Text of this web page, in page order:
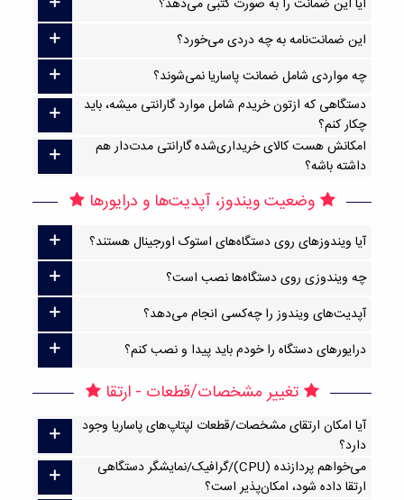
آیا این ضمانت را به صورت کتبی می‌دهد؟
این ضمانت‌نامه به چه دردی می‌خورد؟
چه مواردی شامل ضمانت پاساریا نمی‌شوند؟
دستگاهی که ازتون خریدم شامل موارد گارانتی میشه، باید
چکار کنم؟
امکانش هست کالای خریداری‌شده گارانتی مدت‌دار هم
داشته باشه؟
وضعیت ویندوز، آپدیت‌ها و درایورها
آیا ویندوزهای روی دستگاه‌های استوک اورجینال هستند؟
چه ویندوزی روی دستگاه‌ها نصب است؟
آپدیت‌های ویندوز را چه‌کسی انجام می‌دهد؟
درایورهای دستگاه را خودم باید پیدا و نصب کنم؟
تغییر مشخصات/قطعات - ارتقا
آیا امکان ارتقا‌ی مشخصات/قطعات لپتاپ‌های پاساریا وجود
دارد؟
می‌خواهم پردازنده (CPU)/گرافیک/نمایشگر دستگاهی
ارتقا داده شود، امکان‌پذیر است؟